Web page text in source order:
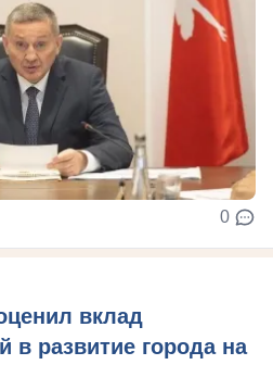
0
вклад
в развитие города на